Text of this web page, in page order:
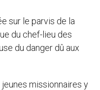
sur le parvis de la
du chef-lieu des
du danger dû aux
missionnaires y